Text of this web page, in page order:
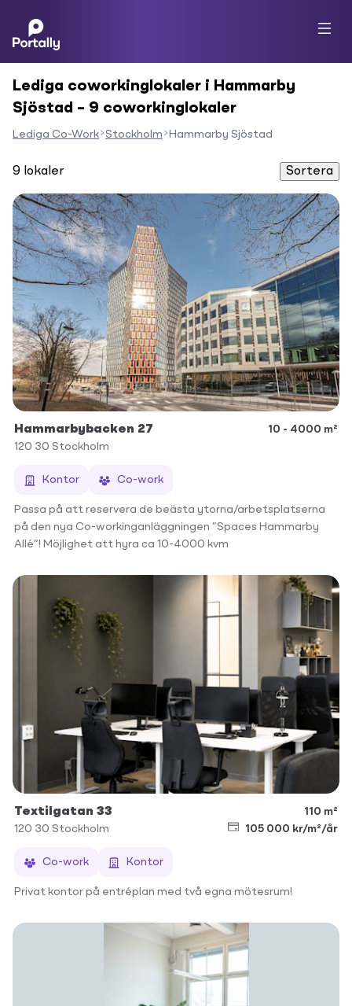
Lediga coworkinglokaler i Hammarby
Sjöstad – 9 coworkinglokaler
Lediga Co-Work Stockholm Hammarby Sjöstad
9 lokaler Sortera
Hammarbybacken 27
10 - 4000 m²
120 30 Stockholm
Kontor Co-work
Passa på att reservera de beästa ytorna/arbetsplatserna
på den nya Co-workinganläggningen ”Spaces Hammarby
Allé”! Möjlighet att hyra ca 10-4000 kvm
Textilgatan 33
110 m²
120 30 Stockholm 105 000 kr/m²/år
Co-work Kontor
Privat kontor på entréplan med två egna mötesrum!